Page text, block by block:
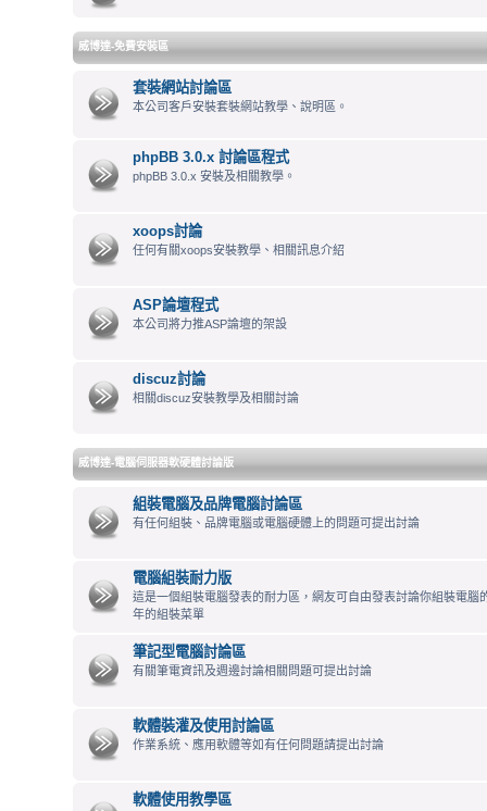
威博達-免費安裝區
套裝網站討論區
本公司客戶安裝套裝網站教學、說明區。
phpBB 3.0.x 討論區程式
phpBB 3.0.x 安裝及相關教學。
xoops討論
任何有關xoops安裝教學、相關訊息介紹
ASP論壇程式
本公司將力推ASP論壇的架設
discuz討論
相關discuz安裝教學及相關討論
威博達-電腦伺服器軟硬體討論版
組裝電腦及品牌電腦討論區
有任何組裝、品牌電腦或電腦硬體上的問題可提出討論
電腦組裝耐力版
這是一個組裝電腦發表的耐力區，網友可自由發表討論你組裝電腦
年的組裝菜單
筆記型電腦討論區
有關筆電資訊及週邊討論相關問題可提出討論
軟體裝灌及使用討論區
作業系統、應用軟體等如有任何問題請提出討論
軟體使用教學區